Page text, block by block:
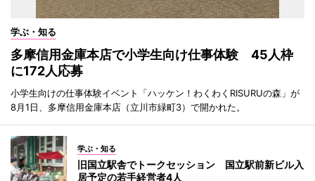
学ぶ・知る
多摩信用金庫本店で小学生向け仕事体験 45人枠
に172人応募
小学生向けの仕事体験イベント「ハッケン！わくわくRISURUの森」が
8月1日、多摩信用金庫本店（立川市緑町3）で開かれた。
学ぶ・知る
旧国立駅舎でトークセッション 国立駅前新ビル入
居予定の若手経営者4人